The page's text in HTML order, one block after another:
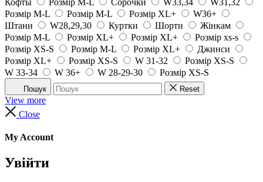
Розмір M-L
Розмір M-L Розмір XL+
W36+
Штани
W28,29,30 Куртки Шорти
Жінкам
Розмір M-L
Розмір XL+ Розмір XL+
Розмір xs-s
Розмір XS-S
Розмір M-L Розмір XL+
Джинси
Розмір XL+
Розмір XS-S W 31-32
Розмір XS-S
W 33-34
W 36+ W 28-29-30 Розмір XS-S
Пошук Reset
View more
Close
My Account
Увійти